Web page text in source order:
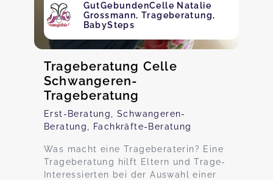
GutGebundenCelle Natalie
Grossmann, Trageberatung,
BabySteps
Trageberatung Celle
Schwangeren-
Trageberatung
Erst-Beratung, Schwangeren-
Beratung, Fachkräfte-Beratung
Was macht eine Trageberaterin? Eine
Trageberatung hilft Eltern und Trage-
Interessierten bei der Auswahl einer